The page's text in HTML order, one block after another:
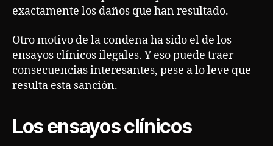
exactamente los daños que han resultado.
Otro motivo de la condena ha sido el de los
ensayos clínicos ilegales. Y eso puede traer
consecuencias interesantes, pese a lo leve que
resulta esta sanción.
Los ensayos clínicos